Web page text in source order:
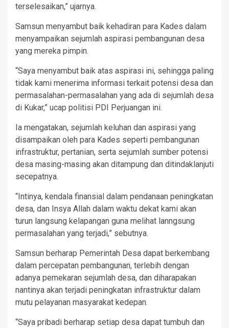
terselesaikan,” ujarnya.
Samsun menyambut baik kehadiran para Kades dalam
menyampaikan sejumlah aspirasi pembangunan desa
yang mereka pimpin.
“Saya menyambut baik atas aspirasi ini, sehingga paling
tidak kami menerima informasi terkait potensi desa dan
permasalahan-permasalahan yang ada di sejumlah desa
di Kukar,” ucap politisi PDI Perjuangan ini.
Ia mengatakan, sejumlah keluhan dan aspirasi yang
disampaikan oleh para Kades seperti pembangunan
infrastruktur, pertanian, serta sejumlah sumber potensi
desa masing-masing akan ditampung dan ditindaklanjuti
secepatnya.
“Intinya, kendala finansial dalam pendanaan peningkatan
desa, dan Insya Allah dalam waktu dekat kami akan
turun langsung kelapangan guna melihat lanngsung
permasalahan yang terjadi,” sebutnya.
Samsun berharap Pemerintah Desa dapat berkembang
dalam percepatan pembangunan, terlebih dengan
adanya pemekaran sejumlah desa, dan diharapakan
nantinya akan terjadi peningkatan infrastruktur dalam
mutu pelayanan masyarakat kedepan.
“Saya pribadi berharap setiap desa dapat tumbuh dan